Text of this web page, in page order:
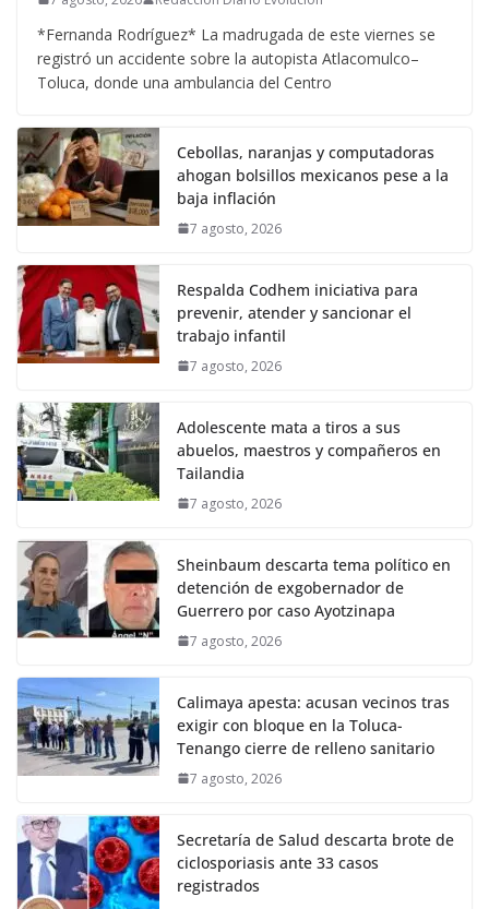
*Fernanda Rodríguez* La madrugada de este viernes se
registró un accidente sobre la autopista Atlacomulco–
Toluca, donde una ambulancia del Centro
Cebollas, naranjas y computadoras
ahogan bolsillos mexicanos pese a la
baja inflación
7 agosto, 2026
Respalda Codhem iniciativa para
prevenir, atender y sancionar el
trabajo infantil
7 agosto, 2026
Adolescente mata a tiros a sus
abuelos, maestros y compañeros en
Tailandia
7 agosto, 2026
Sheinbaum descarta tema político en
detención de exgobernador de
Guerrero por caso Ayotzinapa
7 agosto, 2026
Calimaya apesta: acusan vecinos tras
exigir con bloque en la Toluca-
Tenango cierre de relleno sanitario
7 agosto, 2026
Secretaría de Salud descarta brote de
ciclosporiasis ante 33 casos
registrados